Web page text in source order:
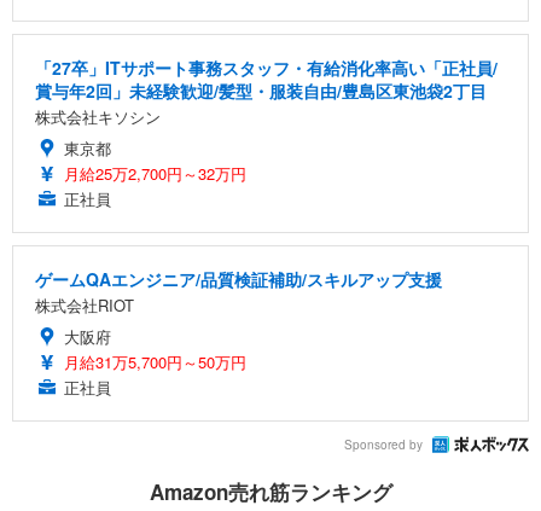
「27卒」ITサポート事務スタッフ・有給消化率高い「正社員/
賞与年2回」未経験歓迎/髪型・服装自由/豊島区東池袋2丁目
株式会社キソシン
東京都
月給25万2,700円～32万円
正社員
ゲームQAエンジニア/品質検証補助/スキルアップ支援
株式会社RIOT
大阪府
月給31万5,700円～50万円
正社員
Sponsored by
Amazon売れ筋ランキング